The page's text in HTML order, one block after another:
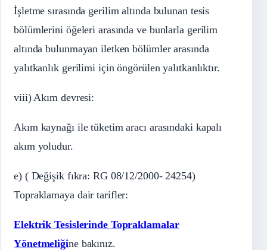
İşletme sırasında gerilim altında bulunan tesis
bölümlerini öğeleri arasında ve bunlarla gerilim
altında bulunmayan iletken bölümler arasında
yalıtkanlık gerilimi için öngörülen yalıtkanlıktır.
viii) Akım devresi:
Akım kaynağı ile tüketim aracı arasındaki kapalı
akım yoludur.
e) ( Değişik fıkra: RG 08/12/2000- 24254)
Topraklamaya dair tarifler:
Elektrik Tesislerinde Topraklamalar
Yönetmeliğine bakınız.